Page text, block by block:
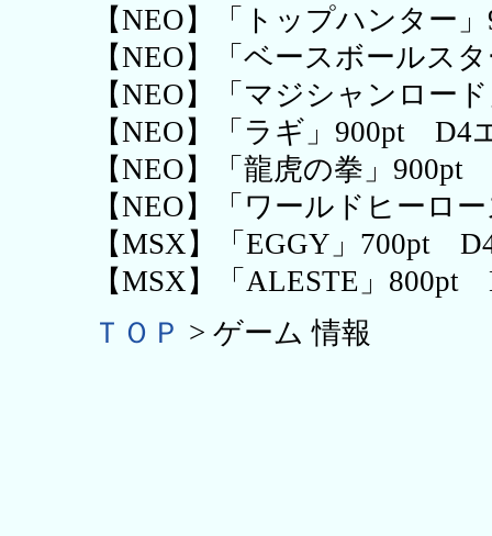
【NEO】「トップハンター
【NEO】「ベースボールス
【NEO】「マジシャンロー
【NEO】「ラギ」900pt D4
【NEO】「龍虎の拳」
【NEO】「ワールドヒーロ
【MSX】「EGGY」700pt
【MSX】「ALESTE」
ＴＯＰ > ゲーム 情報